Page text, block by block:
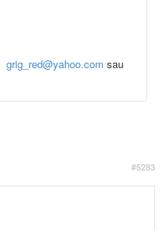
grig_red@yahoo.com sau
#5283